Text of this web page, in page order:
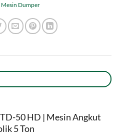
Mesin Dumper
50 HD | Mesin Angkut
5 Ton